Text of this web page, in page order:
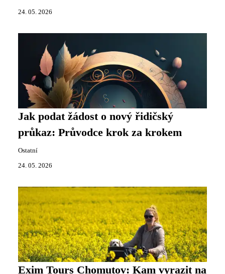
24. 05. 2026
Jak podat žádost o nový řidičský
průkaz: Průvodce krok za krokem
Ostatní
24. 05. 2026
Exim Tours Chomutov: Kam vyrazit na